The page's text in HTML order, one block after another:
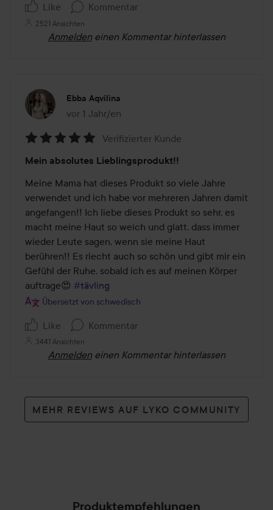
Like Kommentar
2521 Ansichten
Anmelden einen Kommentar hinterlassen
Ebba Aqvilina
vor 1 Jahr/en
Der Beitrag wurde vor 1 Jahr/en erstellt
5
von
5
Verifizierter Kunde
Mein absolutes Lieblingsprodukt!!
Meine Mama hat dieses Produkt so viele Jahre
verwendet und ich habe vor mehreren Jahren damit
angefangen!! Ich liebe dieses Produkt so sehr, es
macht meine Haut so weich und glatt, dass immer
wieder Leute sagen, wenn sie meine Haut
berühren!! Es riecht auch so schön und gibt mir ein
Gefühl der Ruhe, sobald ich es auf meinen Körper
auftrage😍 #tävling
Übersetzt von schwedisch
Like Kommentar
3441 Ansichten
Anmelden einen Kommentar hinterlassen
MEHR REVIEWS AUF LYKO COMMUNITY
Produktempfehlungen